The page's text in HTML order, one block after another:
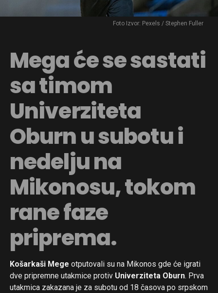
Foto Izvor: Pexels / Stephen Fuller
Mega će se sastati
sa timom
Univerziteta
Oburn u subotu i
nedelju na
Mikonosu, tokom
rane faze
priprema.
Košarkaši Mege otputovali su na Mikonos gde će igrati
dve pripremne utakmice protiv Univerziteta Oburn. Prva
utakmica zakazana je za subotu od 18 časova po srpskom